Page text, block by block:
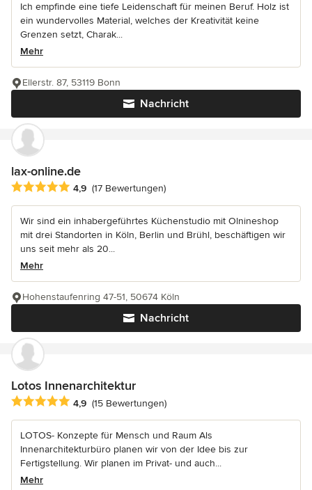
Ich empfinde eine tiefe Leidenschaft für meinen Beruf. Holz ist
ein wundervolles Material, welches der Kreativität keine
Grenzen setzt, Charak...
Mehr
Nachricht
Ellerstr. 87, 53119 Bonn
lax-online.de
Durchschnittliche Bewertung: 4.9 von 5 Sternen
4,9 (17 Bewertungen)
Wir sind ein inhabergeführtes Küchenstudio mit Olnineshop
mit drei Standorten in Köln, Berlin und Brühl, beschäftigen wir
uns seit mehr als 20...
Mehr
Nachricht
Hohenstaufenring 47-51, 50674 Köln
Lotos Innenarchitektur
Durchschnittliche Bewertung: 4.9 von 5 Sternen
4,9 (15 Bewertungen)
LOTOS- Konzepte für Mensch und Raum Als
Innenarchitekturbüro planen wir von der Idee bis zur
Fertigstellung. Wir planen im Privat- und auch...
Mehr